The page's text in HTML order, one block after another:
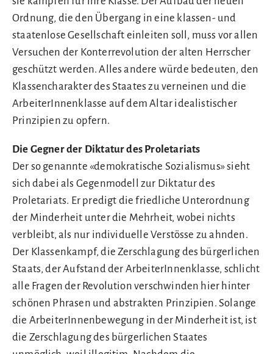
Ordnung, die den Übergang in eine klassen- und
staatenlose Gesellschaft einleiten soll, muss vor allen
Versuchen der Konterrevolution der alten Herrscher
geschützt werden. Alles andere würde bedeuten, den
Klassencharakter des Staates zu verneinen und die
ArbeiterInnenklasse auf dem Altar idealistischer
Prinzipien zu opfern.
Die Gegner der Diktatur des Proletariats
Der so genannte «demokratische Sozialismus» sieht
sich dabei als Gegenmodell zur Diktatur des
Proletariats. Er predigt die friedliche Unterordnung
der Minderheit unter die Mehrheit, wobei nichts
verbleibt, als nur individuelle Verstösse zu ahnden.
Der Klassenkampf, die Zerschlagung des bürgerlichen
Staats, der Aufstand der ArbeiterInnenklasse, schlicht
alle Fragen der Revolution verschwinden hier hinter
schönen Phrasen und abstrakten Prinzipien. Solange
die ArbeiterInnenbewegung in der Minderheit ist, ist
die Zerschlagung des bürgerlichen Staates